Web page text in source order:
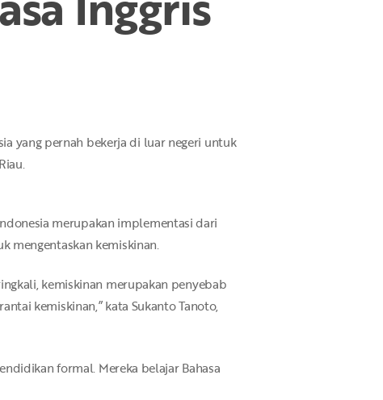
yang pernah bekerja di luar negeri untuk
merupakan implementasi dari
mengentaskan kemiskinan.
kemiskinan merupakan penyebab
kemiskinan,” kata Sukanto Tanoto,
formal. Mereka belajar Bahasa